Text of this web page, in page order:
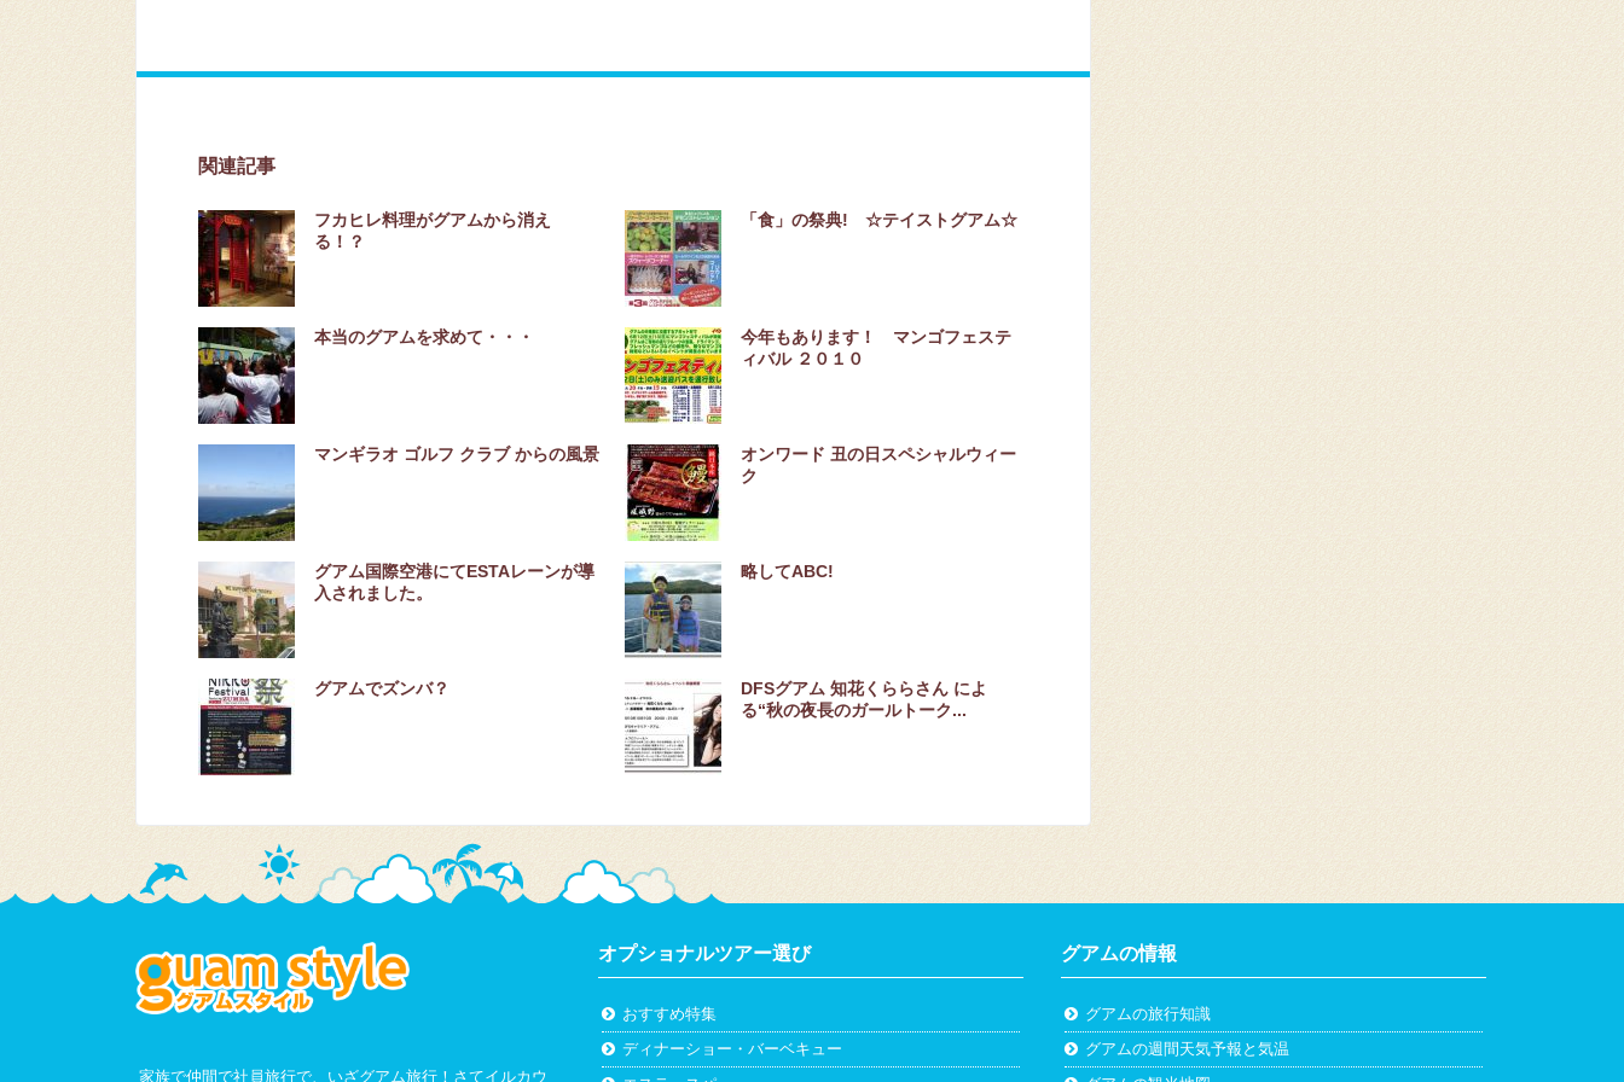
関連記事
フカヒレ料理がグアムから消え
る！？
「食」の祭典! ☆テイストグアム☆
本当のグアムを求めて・・・
今年もあります！ マンゴフェステ
ィバル ２０１０
マンギラオ ゴルフ クラブ からの風景
オンワード 丑の日スペシャルウィー
ク
グアム国際空港にてESTAレーンが導
入されました。
略してABC!
グアムでズンバ？
DFSグアム 知花くららさん によ
る“秋の夜長のガールトーク...
家族で仲間で社員旅行で、いざグアム旅行！さてイルカウ
オプショナルツアー選び
おすすめ特集
ディナーショー・バーベキュー
グアムの情報
グアムの旅行知識
グアムの週間天気予報と気温